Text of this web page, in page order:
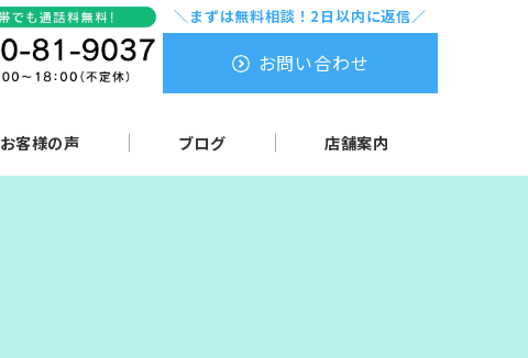
＼まずは無料相談！2日以内に返信／
お問い合わせ
お客様の声 ブログ 店舗案内